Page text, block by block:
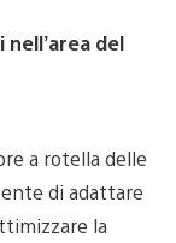
del
a rotella delle
di adattare
la